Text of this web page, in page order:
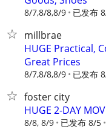
8/7,8/8,8/9 已发布
millbrae
HUGE Practical,
Great Prices
8/7,8/8,8/9 已发布
foster city
HUGE 2-DAY
8/8, 8/9 已发布 8/5